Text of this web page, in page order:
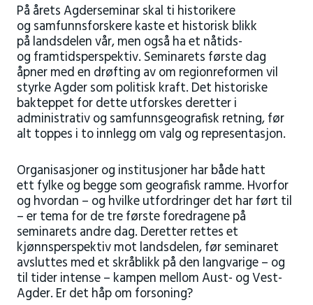
På årets Agderseminar skal ti historikere
og samfunnsforskere kaste et historisk blikk
på landsdelen vår, men også ha et nåtids-
og framtidsperspektiv. Seminarets første dag
åpner med en drøfting av om regionreformen vil
styrke Agder som politisk kraft. Det historiske
bakteppet for dette utforskes deretter i
administrativ og samfunnsgeografisk retning, før
alt toppes i to innlegg om valg og representasjon.
Organisasjoner og institusjoner har både hatt
ett fylke og begge som geografisk ramme. Hvorfor
og hvordan – og hvilke utfordringer det har ført til
– er tema for de tre første foredragene på
seminarets andre dag. Deretter rettes et
kjønnsperspektiv mot landsdelen, før seminaret
avsluttes med et skråblikk på den langvarige – og
til tider intense – kampen mellom Aust- og Vest-
Agder. Er det håp om forsoning?